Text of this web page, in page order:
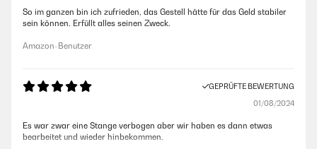
So im ganzen bin ich zufrieden, das Gestell hätte für das Geld stabiler
sein können. Erfüllt alles seinen Zweck.
Amazon-Benutzer
GEPRÜFTE BEWERTUNG
01/08/2024
Es war zwar eine Stange verbogen aber wir haben es dann etwas
bearbeitet und wieder hinbekommen.